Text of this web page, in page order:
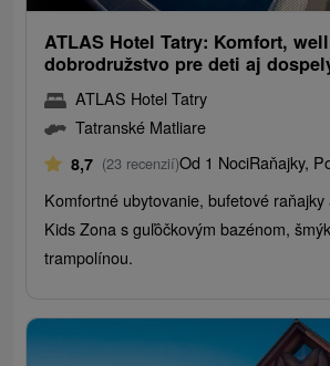
ATLAS Hotel Tatry: Komfort,
dobrodružstvo pre deti aj
ATLAS Hotel Tatry
Tatranské Matliare
8,7 (23 recenzií)Od 1 NociRaňajky,
Komfortné ubytovanie, bufetové
Kids Zona s guľôčkovým bazénom,
trampolínou.